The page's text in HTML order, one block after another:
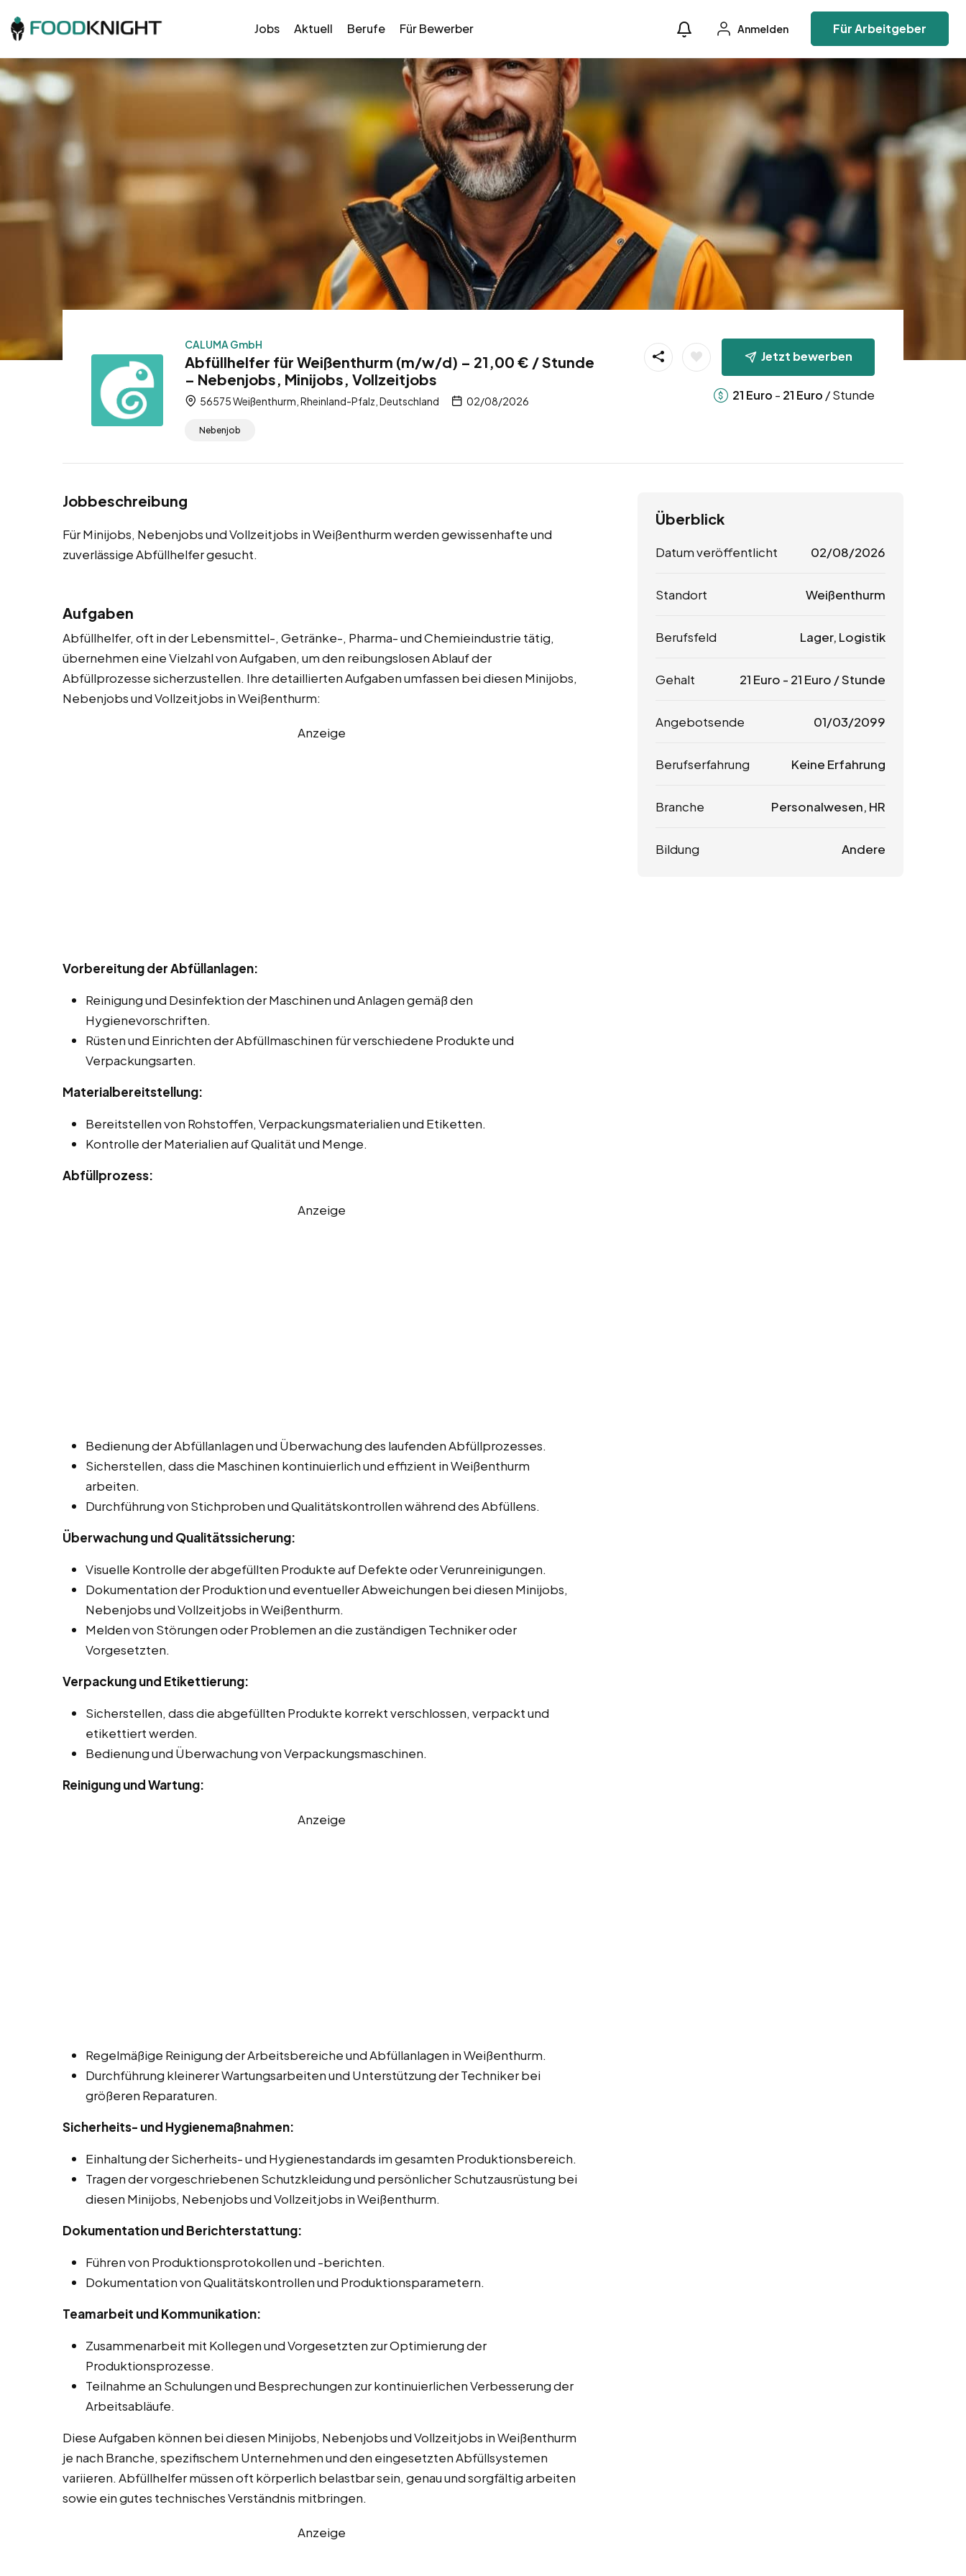
Jobs Aktuell Berufe Für Bewerber Anmelden Für Arbeitgeber
CALUMA GmbH
Abfüllhelfer für Weißenthurm (m/w/d) – 21,00 € / Stunde
– Nebenjobs, Minijobs, Vollzeitjobs
56575 Weißenthurm, Rheinland-Pfalz, Deutschland 02/08/2026
Nebenjob
Jetzt bewerben
21 Euro - 21 Euro / Stunde
Jobbeschreibung
Für Minijobs, Nebenjobs und Vollzeitjobs in Weißenthurm werden gewissenhafte und
zuverlässige Abfüllhelfer gesucht.
Aufgaben
Abfüllhelfer, oft in der Lebensmittel-, Getränke-, Pharma- und Chemieindustrie tätig,
übernehmen eine Vielzahl von Aufgaben, um den reibungslosen Ablauf der
Abfüllprozesse sicherzustellen. Ihre detaillierten Aufgaben umfassen bei diesen Minijobs,
Nebenjobs und Vollzeitjobs in Weißenthurm:
Anzeige
Vorbereitung der Abfüllanlagen:
Reinigung und Desinfektion der Maschinen und Anlagen gemäß den
Hygienevorschriften.
Rüsten und Einrichten der Abfüllmaschinen für verschiedene Produkte und
Verpackungsarten.
Materialbereitstellung:
Bereitstellen von Rohstoffen, Verpackungsmaterialien und Etiketten.
Kontrolle der Materialien auf Qualität und Menge.
Abfüllprozess:
Anzeige
Bedienung der Abfüllanlagen und Überwachung des laufenden Abfüllprozesses.
Sicherstellen, dass die Maschinen kontinuierlich und effizient in Weißenthurm
arbeiten.
Durchführung von Stichproben und Qualitätskontrollen während des Abfüllens.
Überwachung und Qualitätssicherung:
Visuelle Kontrolle der abgefüllten Produkte auf Defekte oder Verunreinigungen.
Dokumentation der Produktion und eventueller Abweichungen bei diesen Minijobs,
Nebenjobs und Vollzeitjobs in Weißenthurm.
Melden von Störungen oder Problemen an die zuständigen Techniker oder
Vorgesetzten.
Verpackung und Etikettierung:
Sicherstellen, dass die abgefüllten Produkte korrekt verschlossen, verpackt und
etikettiert werden.
Bedienung und Überwachung von Verpackungsmaschinen.
Reinigung und Wartung:
Anzeige
Regelmäßige Reinigung der Arbeitsbereiche und Abfüllanlagen in Weißenthurm.
Durchführung kleinerer Wartungsarbeiten und Unterstützung der Techniker bei
größeren Reparaturen.
Sicherheits- und Hygienemaßnahmen:
Einhaltung der Sicherheits- und Hygienestandards im gesamten Produktionsbereich.
Tragen der vorgeschriebenen Schutzkleidung und persönlicher Schutzausrüstung bei
diesen Minijobs, Nebenjobs und Vollzeitjobs in Weißenthurm.
Dokumentation und Berichterstattung:
Führen von Produktionsprotokollen und -berichten.
Dokumentation von Qualitätskontrollen und Produktionsparametern.
Teamarbeit und Kommunikation:
Zusammenarbeit mit Kollegen und Vorgesetzten zur Optimierung der
Produktionsprozesse.
Teilnahme an Schulungen und Besprechungen zur kontinuierlichen Verbesserung der
Arbeitsabläufe.
Diese Aufgaben können bei diesen Minijobs, Nebenjobs und Vollzeitjobs in Weißenthurm
je nach Branche, spezifischem Unternehmen und den eingesetzten Abfüllsystemen
variieren. Abfüllhelfer müssen oft körperlich belastbar sein, genau und sorgfältig arbeiten
sowie ein gutes technisches Verständnis mitbringen.
Anzeige
Überblick
Datum veröffentlicht 02/08/2026
Standort Weißenthurm
Berufsfeld Lager, Logistik
Gehalt 21 Euro - 21 Euro / Stunde
Angebotsende 01/03/2099
Berufserfahrung Keine Erfahrung
Branche Personalwesen, HR
Bildung Andere